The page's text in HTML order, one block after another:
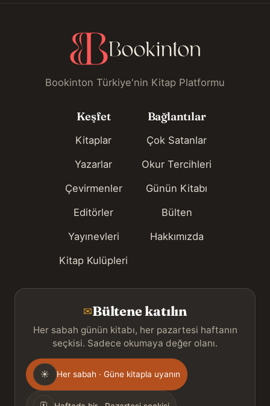
Bookinton Türkiye'nin Kitap Platformu
Keşfet
Kitaplar
Yazarlar
Çevirmenler
Editörler
Yayınevleri
Kitap Kulüpleri
Bağlantılar
Çok Satanlar
Okur Tercihleri
Günün Kitabı
Bülten
Hakkımızda
✉Bültene katılın
Her sabah günün kitabı, her pazartesi haftanın
seçkisi. Sadece okumaya değer olanı.
Gönderim
sıklığı
☀ Her sabah · Güne kitapla uyanın